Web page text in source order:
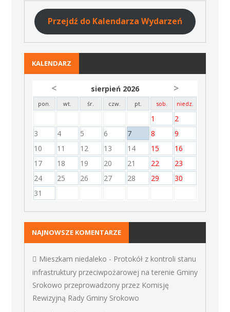
Przejdź do Kalendarza Wydarzeń
KALENDARZ
< sierpień 2026 >
pon. wt. śr. czw. pt. sob. niedz.
1
2
3
4 5 6 7 8
9
10
11 12 13 14 15
16
17
18 19 20 21 22
23
24
25 26 27 28 29
30
31
NAJNOWSZE KOMENTARZE
Mieszkam niedaleko - Protokół z kontroli stanu
infrastruktury przeciwpożarowej na terenie Gminy
Srokowo przeprowadzony przez Komisję
Rewizyjną Rady Gminy Srokowo